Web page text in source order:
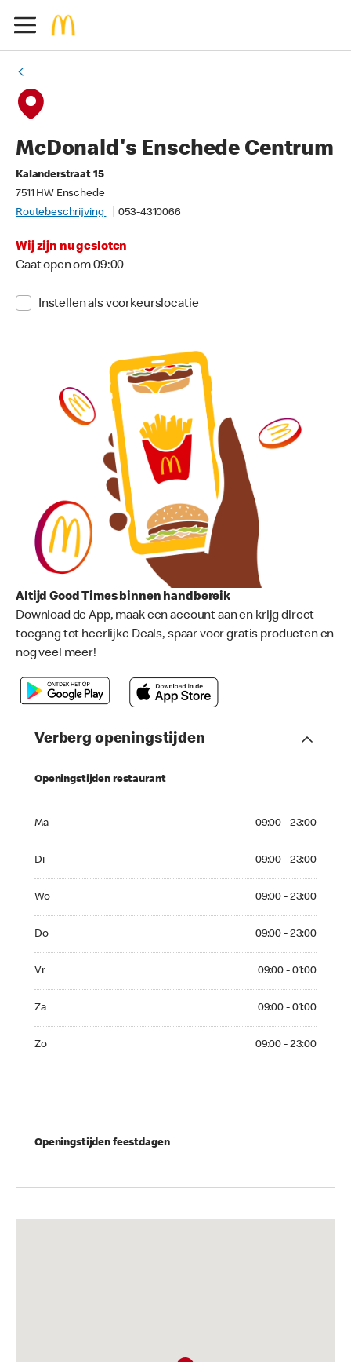
McDonald's Enschede Centrum
Kalanderstraat 15
7511 HW Enschede
Routebeschrijving
053-4310066
Wij zijn nu gesloten
Gaat open om 09:00
Instellen als voorkeurslocatie
Altijd Good Times binnen handbereik
Download de App, maak een account aan en krijg direct
toegang tot heerlijke Deals, spaar voor gratis producten en
nog veel meer!
Verberg openingstijden
Openingstijden restaurant
Ma 09:00 - 23:00
Di 09:00 - 23:00
Wo 09:00 - 23:00
Do 09:00 - 23:00
Vr 09:00 - 01:00
Za 09:00 - 01:00
Zo 09:00 - 23:00
Openingstijden feestdagen